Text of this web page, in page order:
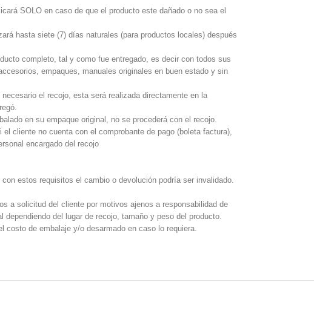
SOLO en caso de que el producto este dañado o no sea el
hasta siete (7) días naturales (para productos locales) después
completo, tal y como fue entregado, es decir con todos sus
empaques, manuales originales en buen estado y sin
el recojo, esta será realizada directamente en la
en su empaque original, no se procederá con el recojo.
cliente no cuenta con el comprobante de pago (boleta factura),
encargado del recojo
estos requisitos el cambio o devolución podría ser invalidado.
a solicitud del cliente por motivos ajenos a responsabilidad de
dependiendo del lugar de recojo, tamaño y peso del producto.
costo de embalaje y/o desarmado en caso lo requiera.